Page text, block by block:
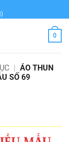
0
| ÁO THUN
SỐ 69